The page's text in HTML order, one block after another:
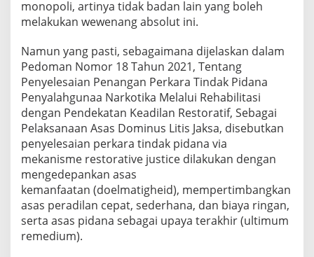
monopoli, artinya tidak badan lain yang boleh
melakukan wewenang absolut ini.
Namun yang pasti, sebagaimana dijelaskan dalam
Pedoman Nomor 18 Tahun 2021, Tentang
Penyelesaian Penangan Perkara Tindak Pidana
Penyalahgunaa Narkotika Melalui Rehabilitasi
dengan Pendekatan Keadilan Restoratif, Sebagai
Pelaksanaan Asas Dominus Litis Jaksa, disebutkan
penyelesaian perkara tindak pidana via
mekanisme restorative justice dilakukan dengan
mengedepankan asas
kemanfaatan (doelmatigheid), mempertimbangkan
asas peradilan cepat, sederhana, dan biaya ringan,
serta asas pidana sebagai upaya terakhir (ultimum
remedium).